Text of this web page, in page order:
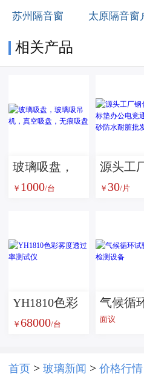
苏州隔音窗 太原隔音窗
相关产品
玻璃吸盘，
玻璃吸吊
盘
￥ 1000/台
源头工
化玻璃
砂防水
￥ 30/片
YH1810色彩
雾度透过率
￥ 68000/台
气候循
验机--玻
面议
首页 > 玻璃新闻 > 价格行情